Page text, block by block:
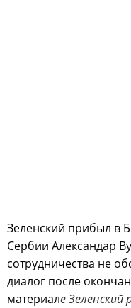
Зеленский прибыл в
Сербии Александар
сотрудничества не
диалог после
материале Зеленский